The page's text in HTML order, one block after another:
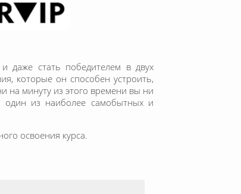
даже стать победителем в двух
которые он способен устроить,
на минуту из этого времени вы ни
один из наиболее самобытных и
освоения курса.